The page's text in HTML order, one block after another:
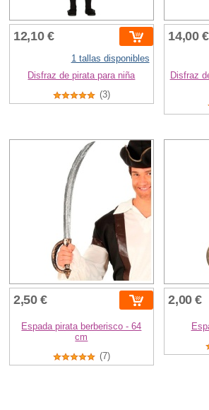
12,10 €
1 tallas disponibles
Disfraz de pirata para niña
(3)
14,00 €
Disfraz
2,50 €
Espada pirata berberisco - 64
cm
(7)
2,00 €